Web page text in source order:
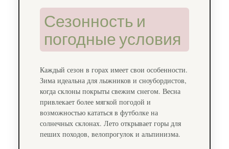
Сезонность и
погодные условия
Каждый сезон в горах имеет свои особенности.
Зима идеальна для лыжников и сноубордистов,
когда склоны покрыты свежим снегом. Весна
привлекает более мягкой погодой и
возможностью кататься в футболке на
солнечных склонах. Лето открывает горы для
пеших походов, велопрогулок и альпинизма.